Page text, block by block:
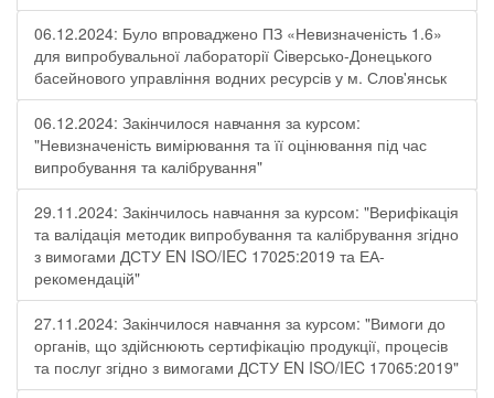
06.12.2024: Було впроваджено ПЗ «Невизначеність 1.6»
для випробувальної лабораторії Cіверсько-Донецького
басейнового управління водних ресурсів у м. Слов'янськ
06.12.2024: Закінчилося навчання за курсом:
"Невизначеність вимірювання та її оцінювання під час
випробування та калібрування"
29.11.2024: Закінчилось навчання за курсом: "Верифікація
та валідація методик випробування та калібрування згідно
з вимогами ДСТУ EN ISO/IEC 17025:2019 та ЕА-
рекомендацій"
27.11.2024: Закінчилося навчання за курсом: "Вимоги до
органів, що здійснюють сертифікацію продукції, процесів
та послуг згідно з вимогами ДСТУ EN ISO/IEC 17065:2019"